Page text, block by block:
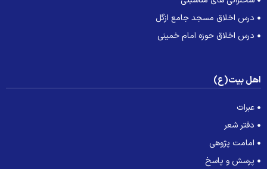
درس اخلاق مسجد جامع ازگل
درس اخلاق حوزه امام خمینی
بیت(ع)
عبرات
دفتر شعر
امامت پژوهی
پرسش و پاسخ